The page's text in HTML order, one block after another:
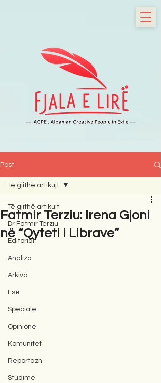
Post
Të gjithë artikujt
Dr Fatmir Terziu
Editorial
Analiza
Arkiva
Ese
Speciale
Opinione
Komunitet
Reportazh
Studime
Të gjithë artikujt
Fatmir Terziu: Irena Gjoni
në “Qyteti i Librave”